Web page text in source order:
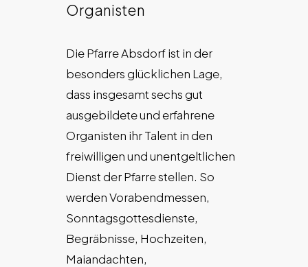
Organisten
Die Pfarre Absdorf ist in der
besonders glücklichen Lage,
dass insgesamt sechs gut
ausgebildete und erfahrene
Organisten ihr Talent in den
freiwilligen und unentgeltlichen
Dienst der Pfarre stellen. So
werden Vorabendmessen,
Sonntagsgottesdienste,
Begräbnisse, Hochzeiten,
Maiandachten,